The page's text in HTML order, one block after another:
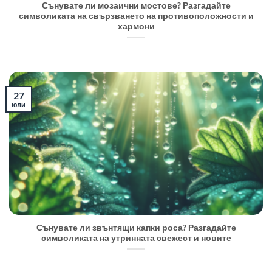
Сънувате ли мозаични мостове? Разгадайте
символиката на свързването на противоположности и
хармони
Сънувате ли звънтящи капки роса? Разгадайте
символиката на утринната свежест и новите
27
юли